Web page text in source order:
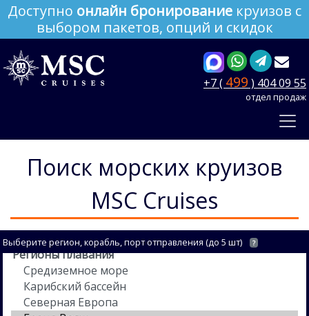
Доступно онлайн бронирование круизов с
выбором пакетов, опций и скидок
+7 ( 499 ) 404 09 55
отдел продаж
Поиск морских круизов
MSC Cruises
Выберите регион, корабль, порт отправления (до 5 шт) ?